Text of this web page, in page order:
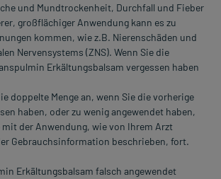
und Mundtrockenheit, Durchfall und Fieber
großflächiger Anwendung kann es zu
kommen, wie z.B. Nierenschäden und
Nervensystems (ZNS). Wenn Sie die
Erkältungsbalsam vergessen haben
doppelte Menge an, wenn Sie die vorherige
haben, oder zu wenig angewendet haben,
der Anwendung, wie von Ihrem Arzt
Gebrauchsinformation beschrieben, fort.
Erkältungsbalsam falsch angewendet